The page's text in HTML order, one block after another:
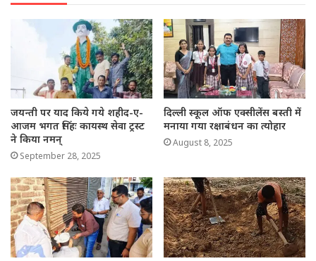
जयन्ती पर याद किये गये शहीद-ए-
आजम भगत सिंहः कायस्थ सेवा ट्रस्ट
ने किया नमन्
September 28, 2025
दिल्ली स्कूल ऑफ एक्सीलेंस बस्ती में
मनाया गया रक्षाबंधन का त्योहार
August 8, 2025